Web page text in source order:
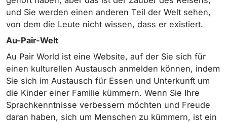
und Sie werden einen anderen Teil der Welt sehen,
von dem die Leute nicht wissen, dass er existiert.
Au-Pair-Welt
Au Pair World ist eine Website, auf der Sie sich für
einen kulturellen Austausch anmelden können, indem
Sie sich im Austausch für Essen und Unterkunft um
die Kinder einer Familie kümmern. Wenn Sie Ihre
Sprachkenntnisse verbessern möchten und Freude
daran haben, sich um Menschen zu kümmern, ist ein